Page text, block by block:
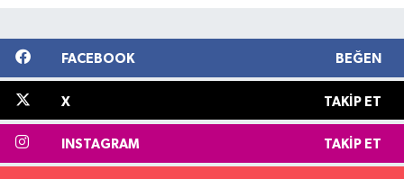
FACEBOOK BEĞEN
X TAKIP ET
INSTAGRAM TAKIP ET